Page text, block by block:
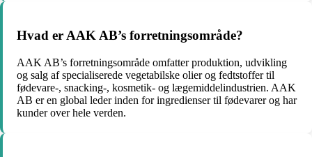
Hvad er AAK AB’s forretningsområde?
AAK AB’s forretningsområde omfatter produktion, udvikling
og salg af specialiserede vegetabilske olier og fedtstoffer til
fødevare-, snacking-, kosmetik- og lægemiddelindustrien. AAK
AB er en global leder inden for ingredienser til fødevarer og har
kunder over hele verden.